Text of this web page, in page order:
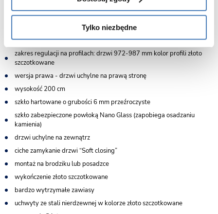
Tylko niezbędne
Cechy drzwi prysznicowcyh 100 cm Atlas Gold Brushed Rea:
wymiary 100 cm
zakres regulacji na profilach: drzwi 972-987 mm kolor profili złoto
szczotkowane
wersja prawa - drzwi uchylne na prawą stronę
wysokość 200 cm
szkło hartowane o grubości 6 mm przeźroczyste
szkło zabezpieczone powłoką Nano Glass (zapobiega osadzaniu
kamienia)
drzwi uchylne na zewnątrz
ciche zamykanie drzwi “Soft closing”
montaż na brodziku lub posadzce
wykończenie złoto szczotkowane
bardzo wytrzymałe zawiasy
uchwyty ze stali nierdzewnej w kolorze złoto szczotkowane